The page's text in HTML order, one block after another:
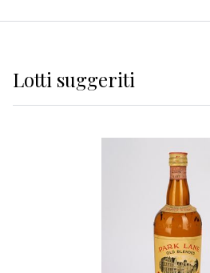
Lotti suggeriti